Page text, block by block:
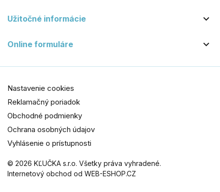
Užitočné informácie 
Online formuláre 
© 2026 KĽUČKA s.r.o. Všetky práva vyhradené.
Internetový obchod od WEB-ESHOP.CZ
Nastavenie cookies
Reklamačný poriadok
Obchodné podmienky
Ochrana osobných údajov
Vyhlásenie o prístupnosti